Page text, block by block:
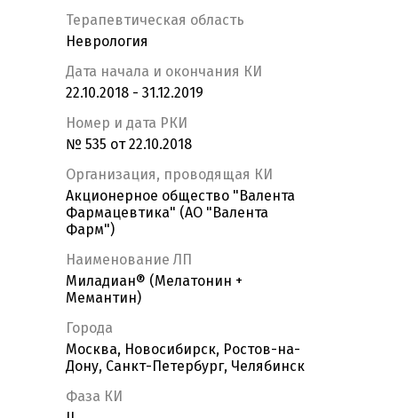
Терапевтическая область
Неврология
Дата начала и окончания КИ
22.10.2018 - 31.12.2019
Номер и дата РКИ
№ 535 от 22.10.2018
Организация, проводящая КИ
Акционерное общество "Валента
Фармацевтика" (АО "Валента
Фарм")
Наименование ЛП
Миладиан® (Мелатонин +
Мемантин)
Города
Москва, Новосибирск, Ростов-на-
Дону, Санкт-Петербург, Челябинск
Фаза КИ